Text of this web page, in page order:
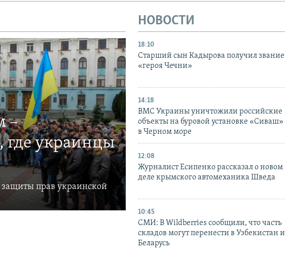
–
где украинцы
защиты прав украинской
НОВОСТИ
18:10
Старший сын Кадырова получил звание
«героя Чечни»
14:18
ВМС Украины уничтожили российские
объекты на буровой установке «Сиваш»
в Черном море
12:08
Журналист Есипенко рассказал о новом
деле крымского автомеханика Шведа
10:45
СМИ: В Wildberries сообщили, что часть
складов могут перенести в Узбекистан и
Беларусь